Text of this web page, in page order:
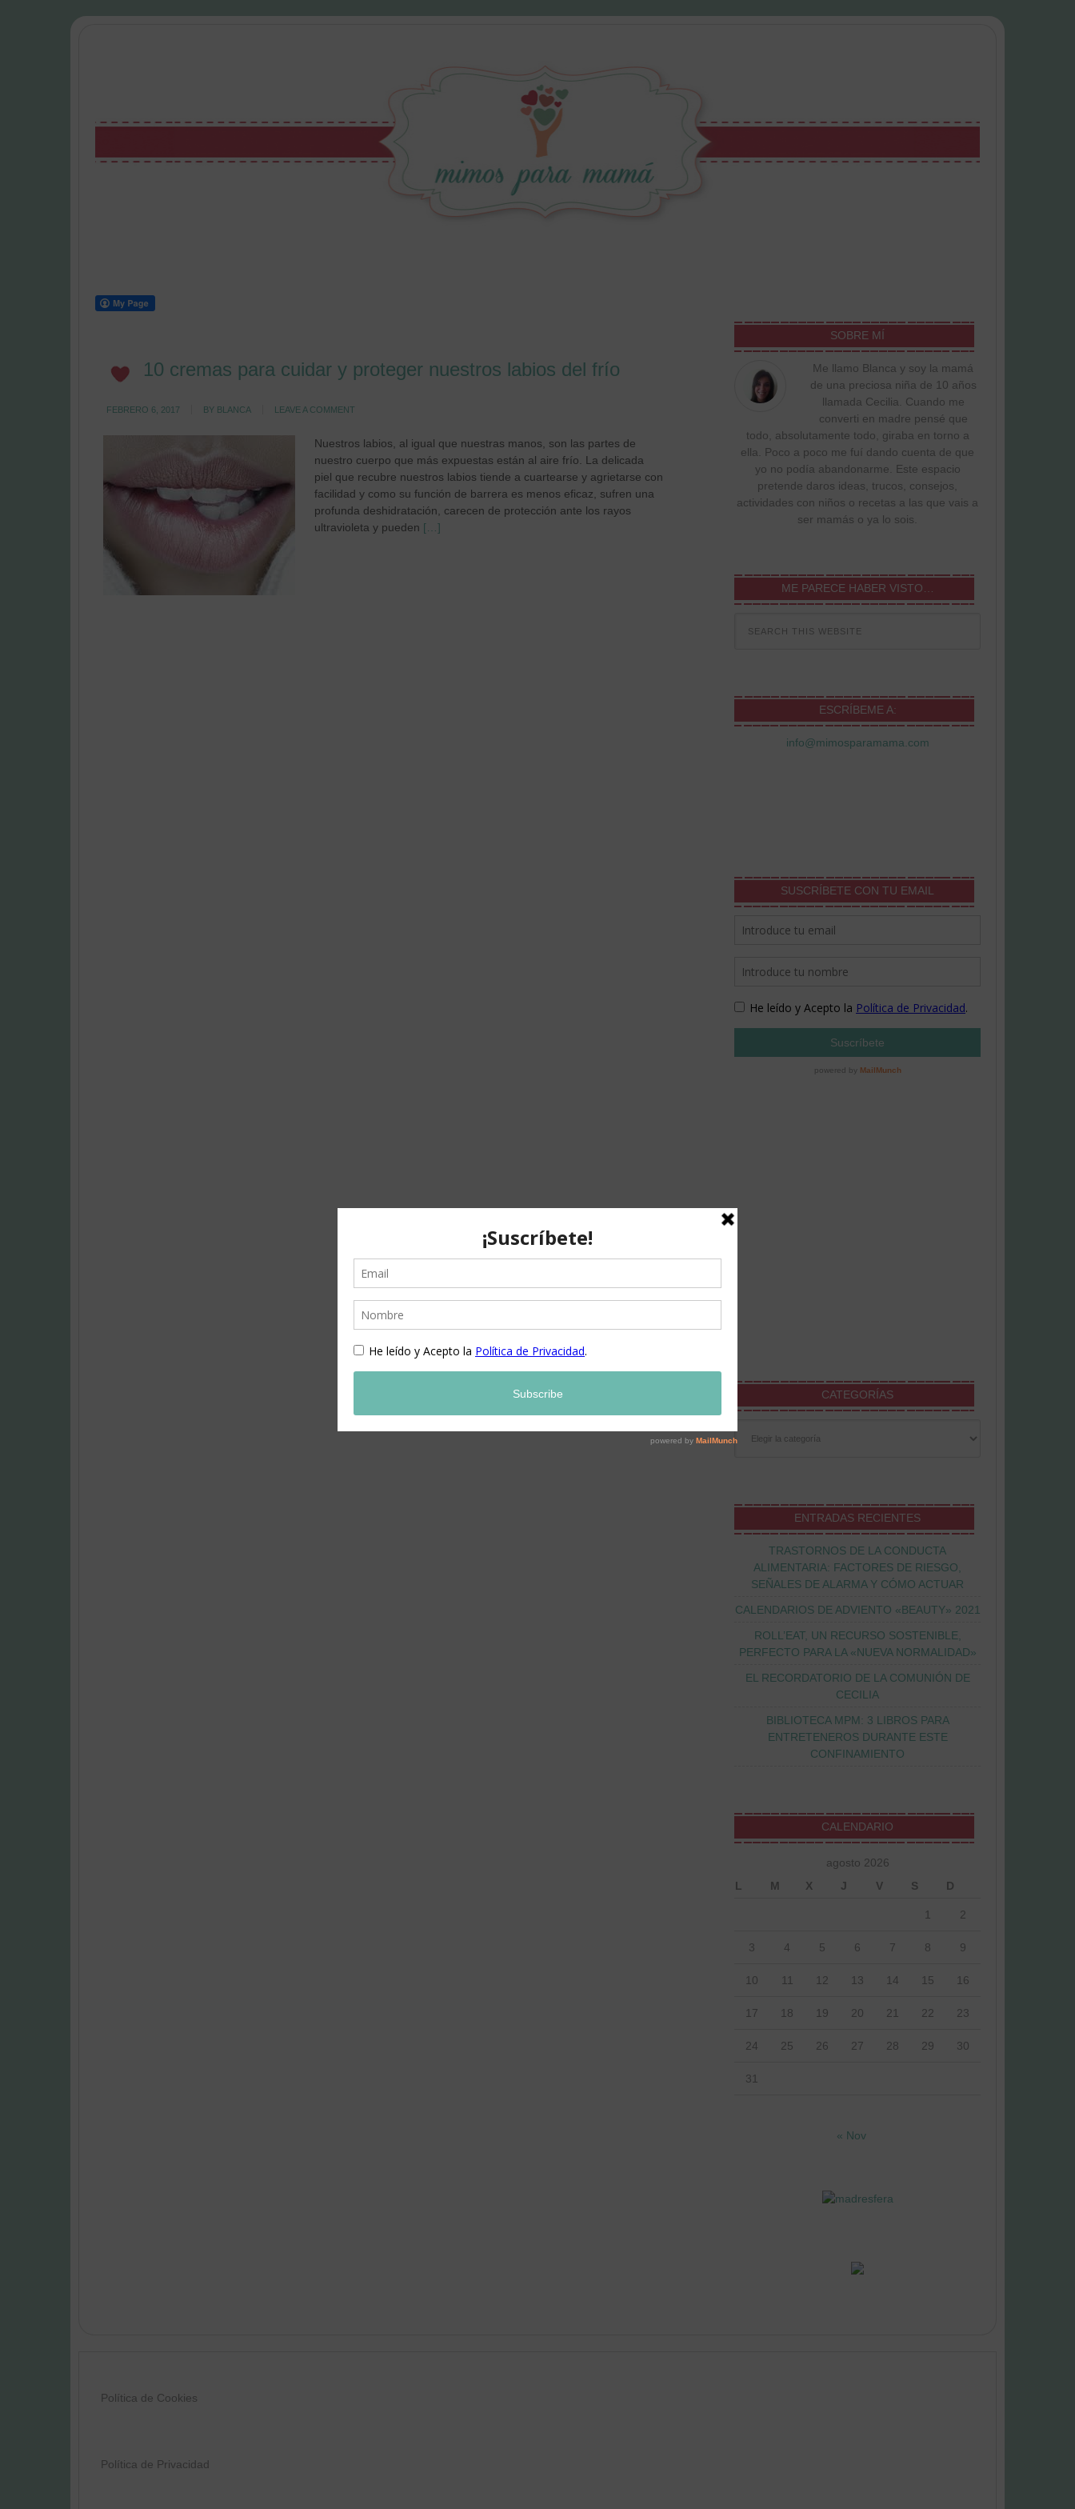
10 cremas para cuidar y proteger nuestros labios del frío
FEBRERO 6, 2017 BY BLANCA LEAVE A COMMENT
Nuestros labios, al igual que nuestras manos, son las partes de
nuestro cuerpo que más expuestas están al aire frío. La delicada
piel que recubre nuestros labios tiende a cuartearse y agrietarse con
facilidad y como su función de barrera es menos eficaz, sufren una
profunda deshidratación, carecen de protección ante los rayos
ultravioleta y pueden […]
SOBRE MÍ
Me llamo Blanca y soy la mamá
de una preciosa niña de 10 años
llamada Cecilia. Cuando me
converti en madre pensé que
todo, absolutamente todo, giraba en torno a
ella. Poco a poco me fuí dando cuenta de que
yo no podía abandonarme. Este espacio
pretende daros ideas, trucos, consejos,
actividades con niños o recetas a las que vais a
ser mamás o ya lo sois.
ME PARECE HABER VISTO…
ESCRÍBEME A:
info@mimosparamama.com
SUSCRÍBETE CON TU EMAIL
CATEGORÍAS
ENTRADAS RECIENTES
TRASTORNOS DE LA CONDUCTA
ALIMENTARIA: FACTORES DE RIESGO,
SEÑALES DE ALARMA Y CÓMO ACTUAR
CALENDARIOS DE ADVIENTO «BEAUTY» 2021
ROLL’EAT, UN RECURSO SOSTENIBLE,
PERFECTO PARA LA «NUEVA NORMALIDAD»
EL RECORDATORIO DE LA COMUNIÓN DE
CECILIA
BIBLIOTECA MPM: 3 LIBROS PARA
ENTRETENEROS DURANTE ESTE
CONFINAMIENTO
CALENDARIO
agosto 2026
L
M X J V S D
1 2
3 4 5 6 7 8 9
10 11 12 13 14 15 16
17 18 19 20 21 22 23
24 25 26 27 28 29 30
31
« Nov
Política de Cookies
Política de Privacidad